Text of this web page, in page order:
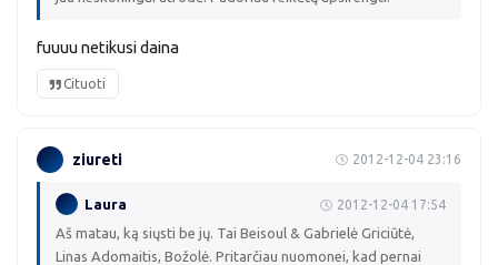
fuuuu netikusi daina
Cituoti
ziureti 2012-12-04 23:16
Laura 2012-12-04 17:54
Aš matau, ką siųsti be jų. Tai Beisoul & Gabrielė Griciūtė,
Linas Adomaitis, Božolė. Pritarčiau nuomonei, kad pernai